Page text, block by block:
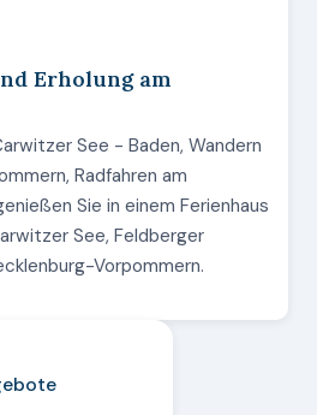
Erholung am
See - Baden, Wandern
Radfahren am
Sie in einem Ferienhaus
See, Feldberger
Vorpommern.